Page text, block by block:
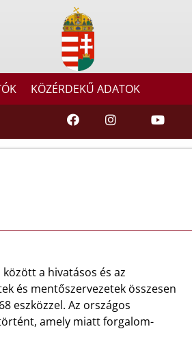
KÖZÉRDEKŰ ADATOK
a hivatásos és az
és mentőszervezetek összesen
eszközzel. Az országos
amely miatt forgalom-